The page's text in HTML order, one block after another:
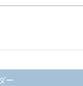
ー